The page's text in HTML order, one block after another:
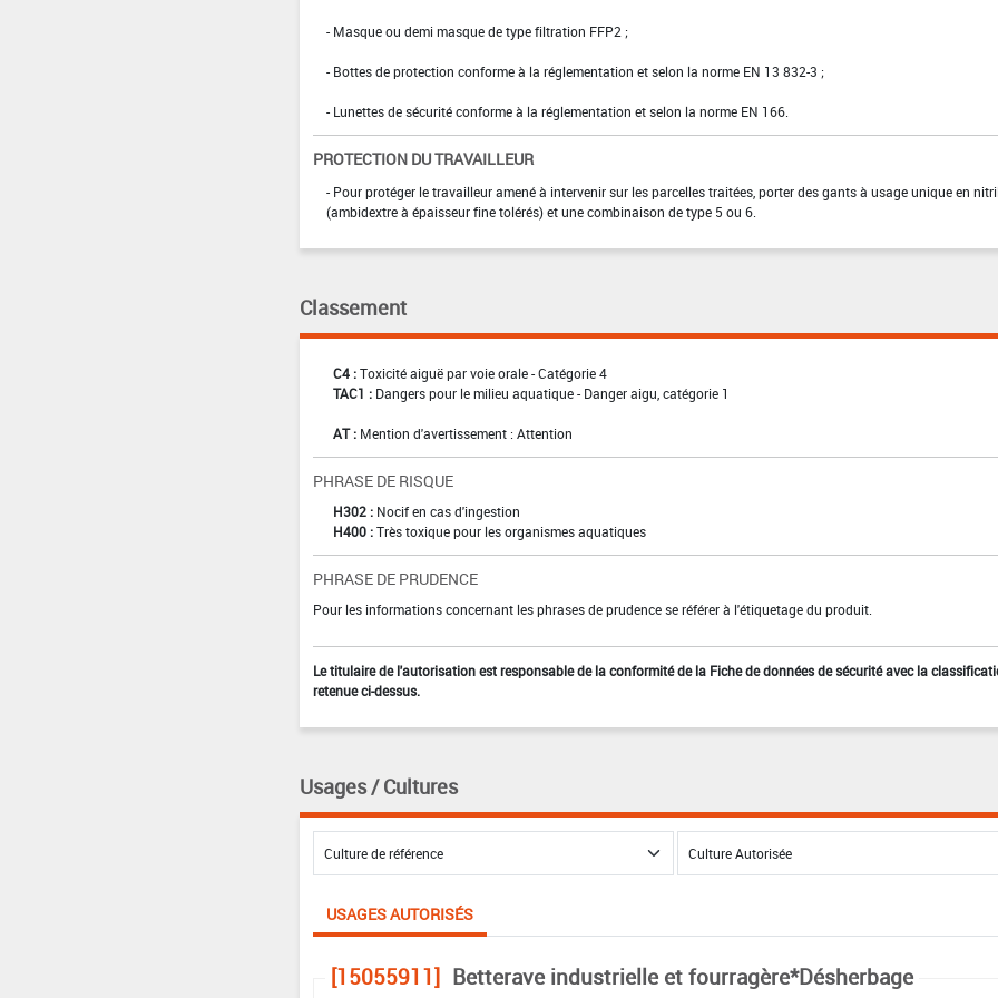
- Masque ou demi masque de type filtration FFP2 ;
- Bottes de protection conforme à la réglementation et selon la norme EN 13 832-3 ;
- Lunettes de sécurité conforme à la réglementation et selon la norme EN 166.
PROTECTION DU TRAVAILLEUR
- Pour protéger le travailleur amené à intervenir sur les parcelles traitées, porter des gants à usage unique en
(ambidextre à épaisseur fine tolérés) et une combinaison de type 5 ou 6.
Classement
C4 : Toxicité aiguë par voie orale - Catégorie 4
TAC1 : Dangers pour le milieu aquatique - Danger aigu, catégorie 1
AT : Mention d'avertissement : Attention
PHRASE DE RISQUE
H302 : Nocif en cas d'ingestion
H400 : Très toxique pour les organismes aquatiques
PHRASE DE PRUDENCE
Pour les informations concernant les phrases de prudence se référer à l'étiquetage du produit.
Le titulaire de l'autorisation est responsable de la conformité de la Fiche de données de sécurité avec la
retenue ci-dessus.
Usages / Cultures
USAGES AUTORISÉS
[15055911] Betterave industrielle et fourragère*Désherbage